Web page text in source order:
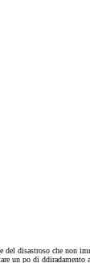
disastroso che
po di ddiradamento